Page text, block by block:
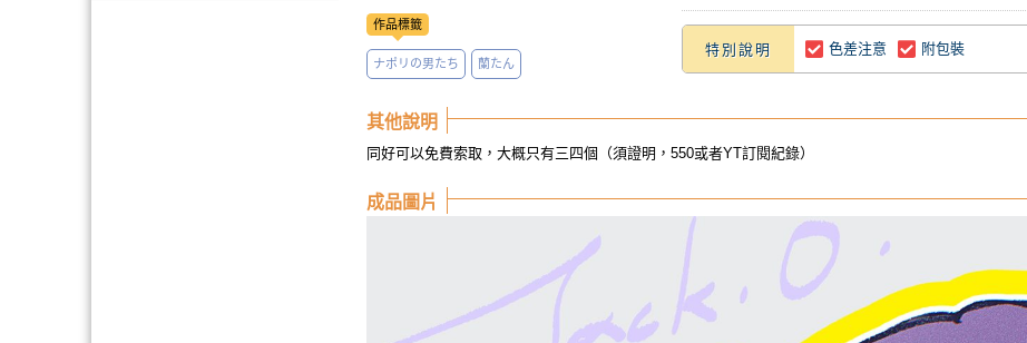
作品標籤
ナポリの男たち 蘭たん
特別說明 色差注意 附包裝
其他說明
同好可以免費索取，大概只有三四個（須證明，550或者YT訂閱紀錄）
成品圖片